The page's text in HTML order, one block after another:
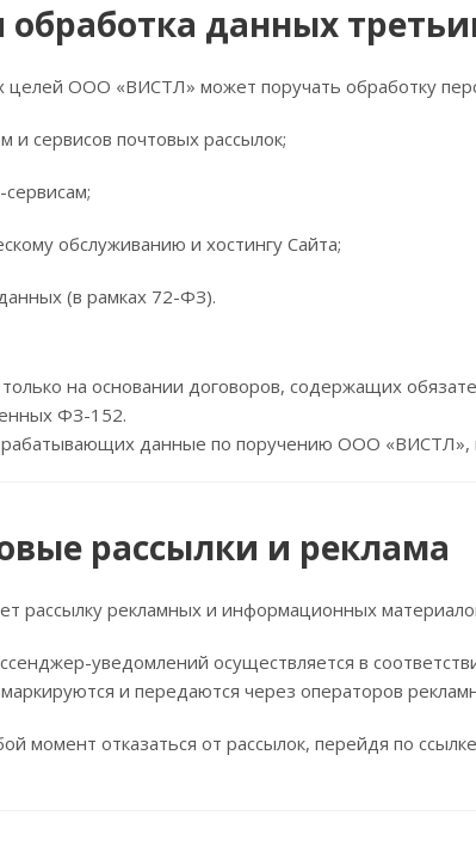
обработка данных
целей ООО «ВИСТЛ» может поручать обработку
и сервисов почтовых рассылок;
сервисам;
обслуживанию и хостингу Сайта;
(в рамках 72-ФЗ).
на основании договоров, содержащих
ФЗ-152.
данные по поручению ООО «ВИСТЛ»,
рассылки и реклама
рекламных и информационных материалов
уведомлений осуществляется в
и передаются через операторов
момент отказаться от рассылок, перейдя по